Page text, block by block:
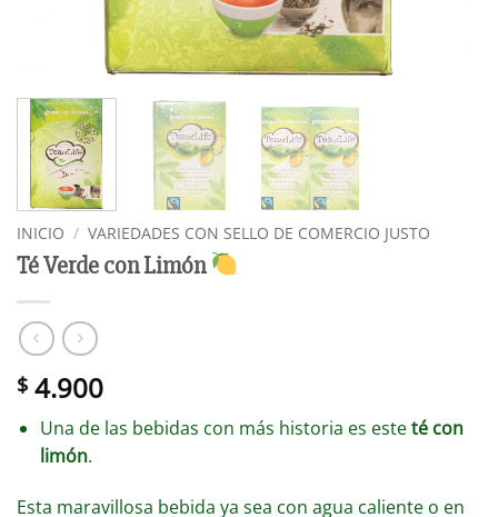
INICIO / VARIEDADES CON SELLO DE COMERCIO JUSTO
Té Verde con Limón
$ 4.900
Una de las bebidas con más historia es esteté con
limón.
Esta maravillosa bebida ya sea con agua caliente o en